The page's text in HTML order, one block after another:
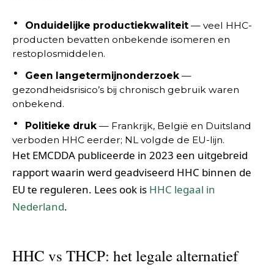
Onduidelijke productiekwaliteit — veel HHC-
producten bevatten onbekende isomeren en
restoplosmiddelen.
Geen langetermijnonderzoek —
gezondheidsrisico’s bij chronisch gebruik waren
onbekend.
Politieke druk — Frankrijk, België en Duitsland
verboden HHC eerder; NL volgde de EU-lijn.
Het EMCDDA publiceerde in 2023 een uitgebreid
rapport waarin werd geadviseerd HHC binnen de
EU te reguleren. Lees ook is HHC legaal in
Nederland.
HHC vs THCP: het legale alternatief